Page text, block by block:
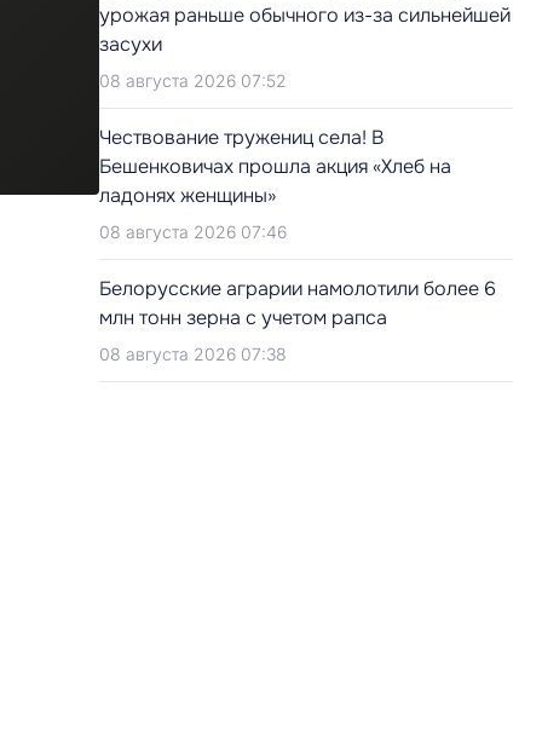
урожая раньше обычного из-за сильнейшей
засухи
08 августа 2026 07:52
Чествование тружениц села! В
Бешенковичах прошла акция «Хлеб на
ладонях женщины»
08 августа 2026 07:46
Белорусские аграрии намолотили более 6
млн тонн зерна с учетом рапса
08 августа 2026 07:38